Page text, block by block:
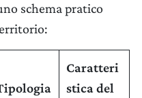
schema pratico
Caratteri
stica del